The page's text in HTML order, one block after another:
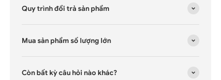
Quy trình đổi trả sản phẩm
Mua sản phẩm số lượng lớn
Còn bất kỳ câu hỏi nào khác?